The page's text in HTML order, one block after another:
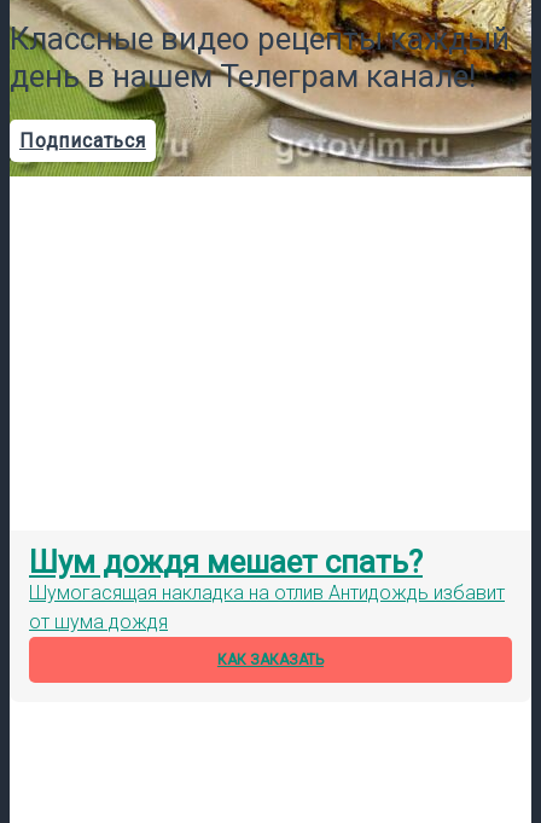
Классные видео рецепты каждый
день в нашем Телеграм канале!
Подписаться
Шум дождя мешает спать?
Шумогасящая накладка на отлив Антидождь избавит
от шума дождя
КАК ЗАКАЗАТЬ